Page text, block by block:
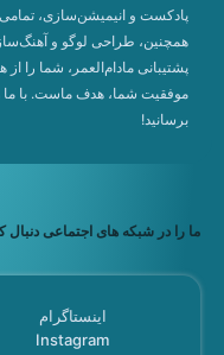
پادکست و انیمیشن‌سازی، تمامی
همچنین، طراحی لوگو و
پشتیبانی مادام‌العمر، شما را
موفقیت شما، هدف ماست. با ما
برسانید!
ما را در شبکه های اجتماعی دنبال
اینستاگرام
Instagram